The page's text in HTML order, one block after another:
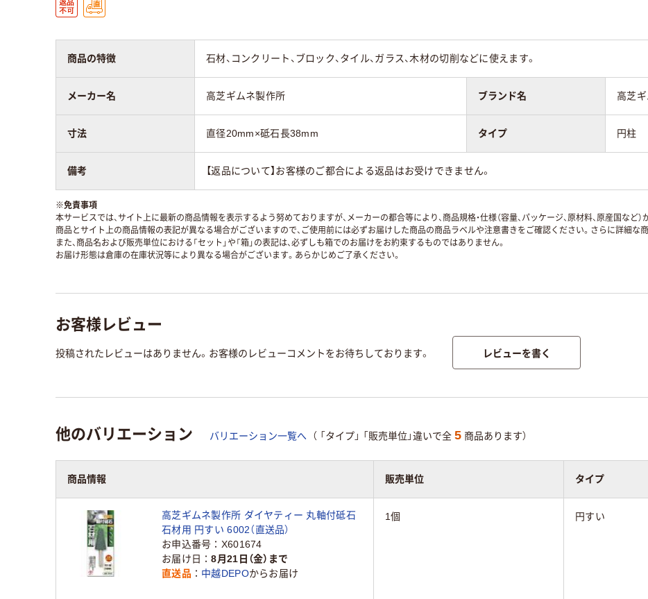
商品の特徴 石材、コンクリート、ブロック、タイル、ガラス、木材の切削などに使えます。
メーカー名 高芝ギムネ製作所 ブランド名 高芝
寸法 直径20mm×砥石長38mm タイプ 円柱
備考 【返品について】お客様のご都合による返品はお受けできません。
※免責事項
本サービスでは、サイト上に最新の商品情報を表示するよう努めておりますが、メーカーの都合等により、商品規格・仕様（容量、パッケージ、原材料、原産国など
商品とサイト上の商品情報の表記が異なる場合がございますので、ご使用前には必ずお届けした商品の商品ラベルや注意書きをご確認ください。さらに詳細な
また、商品名および販売単位における「セット」や「箱」の表記は、必ずしも箱でのお届けをお約束するものではありません。
お届け形態は倉庫の在庫状況等により異なる場合がございます。あらかじめご了承ください。
お客様レビュー
投稿されたレビューはありません。お客様のレビューコメントをお待ちしております。 レビューを書く
他のバリエーション バリエーション一覧へ （ 「タイプ」 「販売単位」違いで全 5 商品あります）
商品情報 販売単位 タイプ
高芝ギムネ製作所 ダイヤティー 丸軸付砥石
石材用 円すい 6002（直送品）
お申込番号
X601674
お届け日
8月21日（金）まで
直送品
中越DEPOからお届け
1個 円すい